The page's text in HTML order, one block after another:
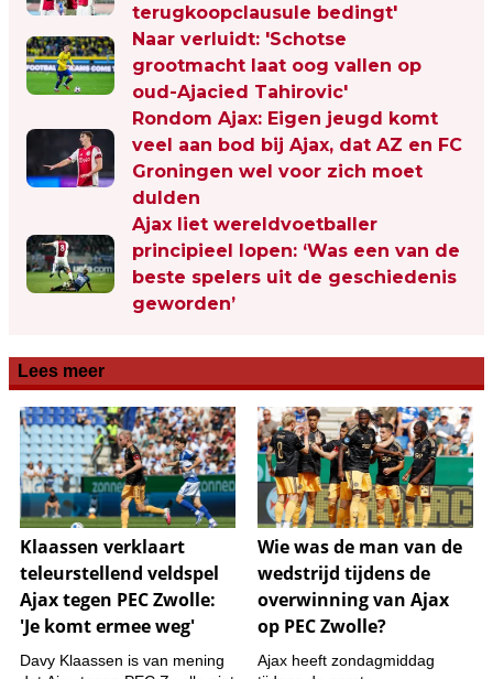
terugkoopclausule bedingt'
Naar verluidt: 'Schotse
grootmacht laat oog vallen op
oud-Ajacied Tahirovic'
Rondom Ajax: Eigen jeugd komt
veel aan bod bij Ajax, dat AZ en FC
Groningen wel voor zich moet
dulden
Ajax liet wereldvoetballer
principieel lopen: ‘Was een van de
beste spelers uit de geschiedenis
geworden’